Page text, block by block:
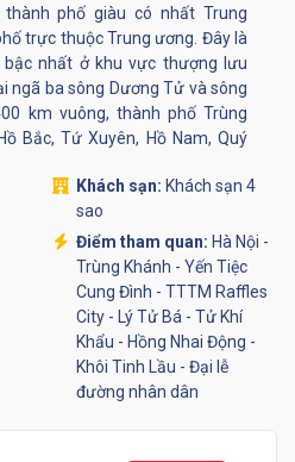
phố giàu có nhất Trung
trực thuộc Trung ương. Đây là
nhất ở khu vực thượng lưu
ngã ba sông Dương Tử và sông
km vuông, thành phố Trùng
Bắc, Tứ Xuyên, Hồ Nam, Quý
Khách sạn: Khách sạn 4
sao
Điểm tham quan: Hà Nội -
Trùng Khánh - Yến Tiệc
Cung Đình - TTTM Raffles
City - Lý Tử Bá - Tử Khí
Khẩu - Hồng Nhai Động -
Khôi Tinh Lầu - Đại lễ
đường nhân dân